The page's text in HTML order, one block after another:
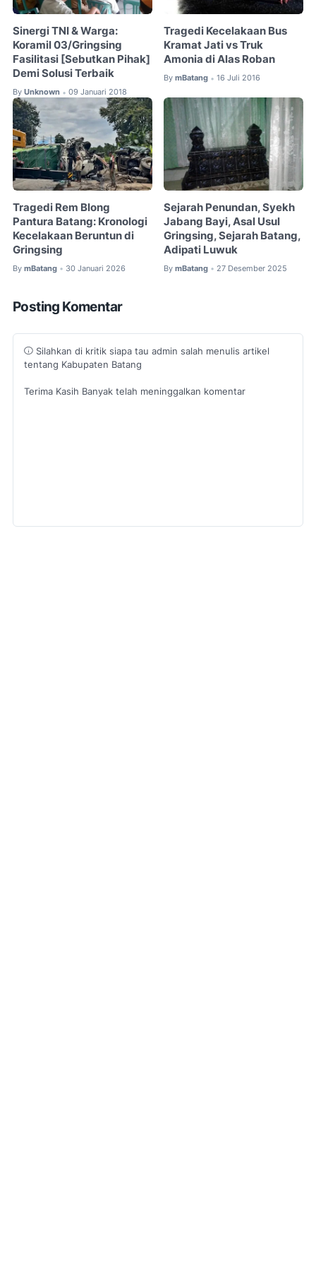
Sinergi TNI & Warga:
Koramil 03/Gringsing
Fasilitasi [Sebutkan Pihak]
Demi Solusi Terbaik
By Unknown • 09 Januari 2018
Tragedi Kecelakaan Bus
Kramat Jati vs Truk
Amonia di Alas Roban
By mBatang • 16 Juli 2016
Tragedi Rem Blong
Pantura Batang: Kronologi
Kecelakaan Beruntun di
Gringsing
By mBatang • 30 Januari 2026
Sejarah Penundan, Syekh
Jabang Bayi, Asal Usul
Gringsing, Sejarah Batang,
Adipati Luwuk
By mBatang • 27 Desember 2025
Posting Komentar
Silahkan di kritik siapa tau admin salah menulis artikel
tentang Kabupaten Batang
Terima Kasih Banyak telah meninggalkan komentar